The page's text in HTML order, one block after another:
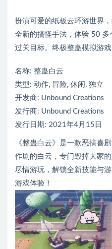
扮演可爱的纸板云环游世界
全新的搞怪手法，体验 50
过关目标。终极整蛊模拟游戏
名称: 整蛊白云
类型: 动作, 冒险, 休闲, 独立
开发商: Unbound Creations
发行商: Unbound Creations
发行日期: 2021年4月15日
《整蛊白云》是一款恶搞喜
作剧的白云，专门毁掉大家
尽情游玩，解锁全新技能与
游戏体验！